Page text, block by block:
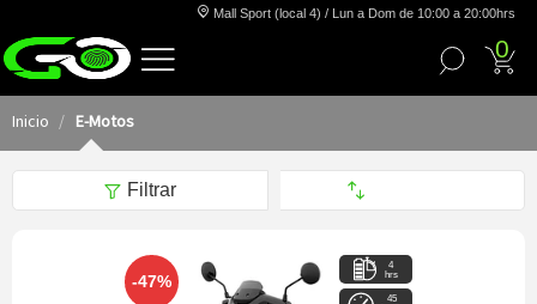
Mall Sport (local 4) / Lun a Dom de 10:00 a 20:00hrs
0
Inicio E-Motos
Filtrar
-47%
4
hrs
45